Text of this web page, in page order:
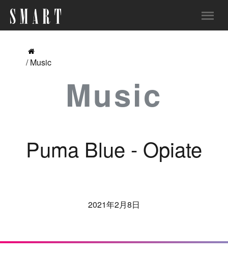
/ Music
Music
Puma Blue - Opiate
2021年2月8日